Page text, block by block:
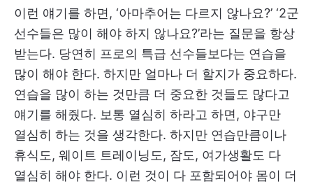
이런 얘기를 하면, ‘아마추어는 다르지 않나요?’ ‘2군
선수들은 많이 해야 하지 않나요?’라는 질문을 항상
받는다. 당연히 프로의 특급 선수들보다는 연습을
많이 해야 한다. 하지만 얼마나 더 할지가 중요하다.
연습을 많이 하는 것만큼 더 중요한 것들도 많다고
얘기를 해줬다. 보통 열심히 하라고 하면, 야구만
열심히 하는 것을 생각한다. 하지만 연습만큼이나
휴식도, 웨이트 트레이닝도, 잠도, 여가생활도 다
열심히 해야 한다. 이런 것이 다 포함되어야 몸이 더